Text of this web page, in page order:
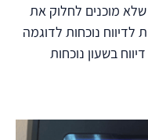
מוכנים לחלוק את
נוכחות לדוגמה
בשעון נוכחות